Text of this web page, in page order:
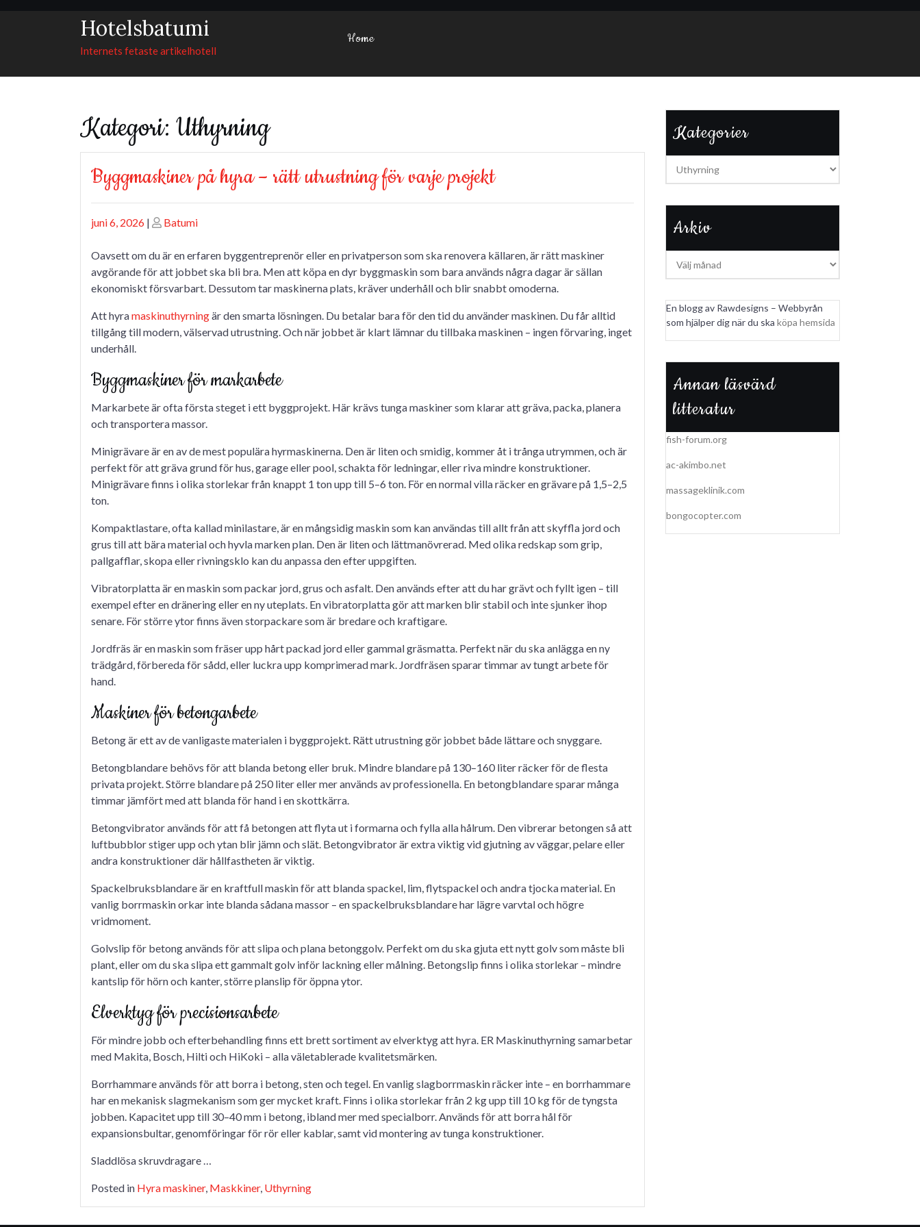
Hotelsbatumi
Internets fetaste artikelhotell
Home
Kategori: Uthyrning
Byggmaskiner på hyra – rätt utrustning för varje projekt
Posted
juni 6, 2026 | Posted
Batumi
Oavsett om du är en erfaren byggentreprenör eller en privatperson som ska renovera källaren, är rätt maskiner
avgörande för att jobbet ska bli bra. Men att köpa en dyr byggmaskin som bara används några dagar är sällan
ekonomiskt försvarbart. Dessutom tar maskinerna plats, kräver underhåll och blir snabbt omoderna.
Att hyramaskinuthyrningär den smarta lösningen. Du betalar bara för den tid du använder maskinen. Du får alltid
tillgång till modern, välservad utrustning. Och när jobbet är klart lämnar du tillbaka maskinen – ingen förvaring, inget
underhåll.
Byggmaskiner för markarbete
Markarbete är ofta första steget i ett byggprojekt. Här krävs tunga maskiner som klarar att gräva, packa, planera
och transportera massor.
Minigrävare är en av de mest populära hyrmaskinerna. Den är liten och smidig, kommer åt i trånga utrymmen, och är
perfekt för att gräva grund för hus, garage eller pool, schakta för ledningar, eller riva mindre konstruktioner.
Minigrävare finns i olika storlekar från knappt 1 ton upp till 5–6 ton. För en normal villa räcker en grävare på 1,5–2,5
ton.
Kompaktlastare, ofta kallad minilastare, är en mångsidig maskin som kan användas till allt från att skyffla jord och
grus till att bära material och hyvla marken plan. Den är liten och lättmanövrerad. Med olika redskap som grip,
pallgafflar, skopa eller rivningsklo kan du anpassa den efter uppgiften.
Vibratorplatta är en maskin som packar jord, grus och asfalt. Den används efter att du har grävt och fyllt igen – till
exempel efter en dränering eller en ny uteplats. En vibratorplatta gör att marken blir stabil och inte sjunker ihop
senare. För större ytor finns även storpackare som är bredare och kraftigare.
Jordfräs är en maskin som fräser upp hårt packad jord eller gammal gräsmatta. Perfekt när du ska anlägga en ny
trädgård, förbereda för sådd, eller luckra upp komprimerad mark. Jordfräsen sparar timmar av tungt arbete för
hand.
Maskiner för betongarbete
Betong är ett av de vanligaste materialen i byggprojekt. Rätt utrustning gör jobbet både lättare och snyggare.
Betongblandare behövs för att blanda betong eller bruk. Mindre blandare på 130–160 liter räcker för de flesta
privata projekt. Större blandare på 250 liter eller mer används av professionella. En betongblandare sparar många
timmar jämfört med att blanda för hand i en skottkärra.
Betongvibrator används för att få betongen att flyta ut i formarna och fylla alla hålrum. Den vibrerar betongen så att
luftbubblor stiger upp och ytan blir jämn och slät. Betongvibrator är extra viktig vid gjutning av väggar, pelare eller
andra konstruktioner där hållfastheten är viktig.
Spackelbruksblandare är en kraftfull maskin för att blanda spackel, lim, flytspackel och andra tjocka material. En
vanlig borrmaskin orkar inte blanda sådana massor – en spackelbruksblandare har lägre varvtal och högre
vridmoment.
Golvslip för betong används för att slipa och plana betonggolv. Perfekt om du ska gjuta ett nytt golv som måste bli
plant, eller om du ska slipa ett gammalt golv inför lackning eller målning. Betongslip finns i olika storlekar – mindre
kantslip för hörn och kanter, större planslip för öppna ytor.
Elverktyg för precisionsarbete
För mindre jobb och efterbehandling finns ett brett sortiment av elverktyg att hyra. ER Maskinuthyrning samarbetar
med Makita, Bosch, Hilti och HiKoki – alla väletablerade kvalitetsmärken.
Borrhammare används för att borra i betong, sten och tegel. En vanlig slagborrmaskin räcker inte – en borrhammare
har en mekanisk slagmekanism som ger mycket kraft. Finns i olika storlekar från 2 kg upp till 10 kg för de tyngsta
jobben. Kapacitet upp till 30–40 mm i betong, ibland mer med specialborr. Används för att borra hål för
expansionsbultar, genomföringar för rör eller kablar, samt vid montering av tunga konstruktioner.
Sladdlösa skruvdragare …
Posted in Hyra maskiner, Maskkiner, Uthyrning
Kategorier
Arkiv
En blogg av Rawdesigns – Webbyrån
som hjälper dig när du ska köpa hemsida
Annan läsvärd
litteratur
fish-forum.org
ac-akimbo.net
massageklinik.com
bongocopter.com